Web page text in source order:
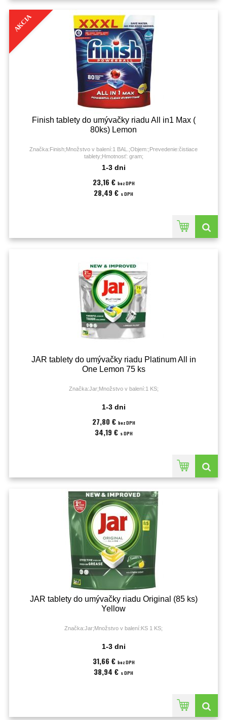
AKCIA
Finish tablety do umývačky riadu All in1 Max (
80ks) Lemon
Značka:Finish;Množstvo v balení:1 BAL.;Objem:;Prevedenie:čistiace
tablety;Hmotnosť: gram;
1-3 dni
23,16 € bez DPH
28,49 € s DPH
JAR tablety do umývačky riadu Platinum All in
One Lemon 75 ks
Značka:Jar;Množstvo v balení:1 KS;
1-3 dni
27,80 € bez DPH
34,19 € s DPH
JAR tablety do umývačky riadu Original (85 ks)
Yellow
Značka:Jar;Množstvo v balení:KS 1 KS;
1-3 dni
31,66 € bez DPH
38,94 € s DPH